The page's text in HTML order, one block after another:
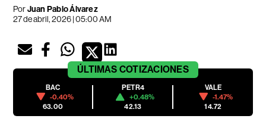
PorJuan Pablo Álvarez
27 de abril, 2026 | 05:00 AM
ÚLTIMAS COTIZACIONES
BAC
-0.40%
63.00
PETR4
+0.48%
42.13
VALE
-1.47%
14.72